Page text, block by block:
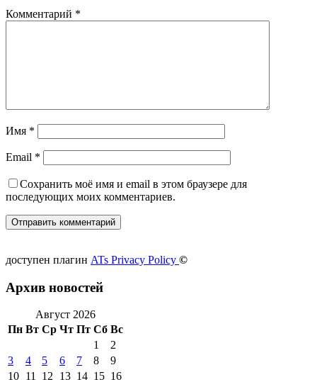
Комментарий *
Имя *
Email *
Сохранить моё имя и email в этом браузере для
последующих моих комментариев.
доступен плагин ATs Privacy Policy ©
Архив новостей
Август 2026
Пн Вт Ср Чт Пт Сб Вс
1
2
3
4 5 6 7 8
9
10 11 12 13 14 15 16